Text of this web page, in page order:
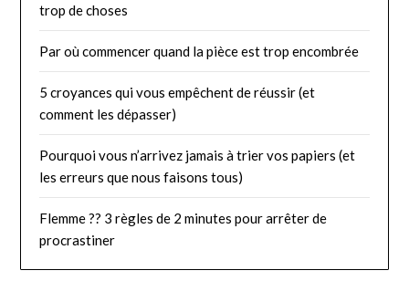
trop de choses
Par où commencer quand la pièce est trop encombrée
5 croyances qui vous empêchent de réussir (et
comment les dépasser)
Pourquoi vous n’arrivez jamais à trier vos papiers (et
les erreurs que nous faisons tous)
Flemme ?? 3 règles de 2 minutes pour arrêter de
procrastiner